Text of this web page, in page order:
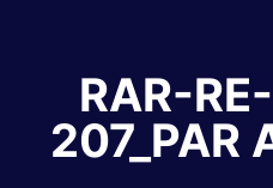
RAR-
207_PAR